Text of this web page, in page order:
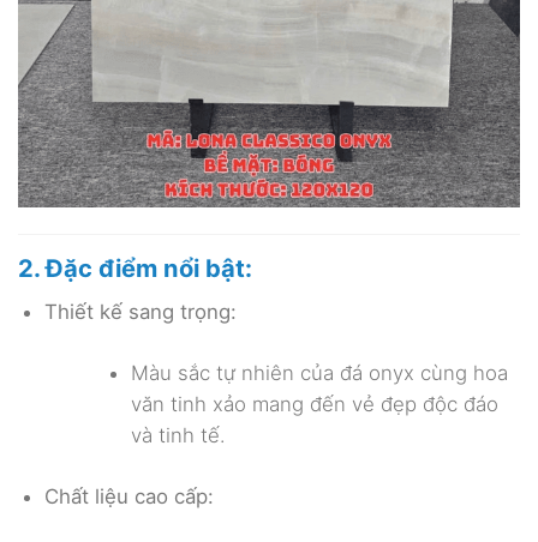
2. Đặc điểm nổi bật:
Thiết kế sang trọng:
Màu sắc tự nhiên của đá onyx cùng hoa
văn tinh xảo mang đến vẻ đẹp độc đáo
và tinh tế.
Chất liệu cao cấp: